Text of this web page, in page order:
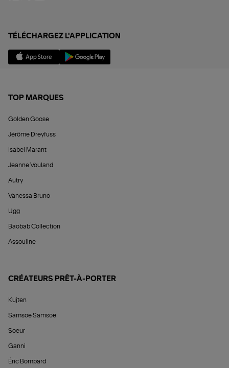
TÉLÉCHARGEZ L'APPLICATION
TOP MARQUES
Golden Goose
Jérôme Dreyfuss
Isabel Marant
Jeanne Vouland
Autry
Vanessa Bruno
Ugg
Baobab Collection
Assouline
CRÉATEURS PRÊT-À-PORTER
Kujten
Samsoe Samsoe
Soeur
Ganni
Éric Bompard